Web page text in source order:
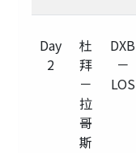
Day
2
杜
拜
－
拉
哥
斯
DXB
－
LOS